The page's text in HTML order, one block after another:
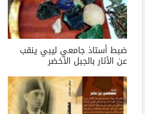
ضبط أستاذ جامعي ليبي ينقب
عن الأثار بالجبل الأخضر